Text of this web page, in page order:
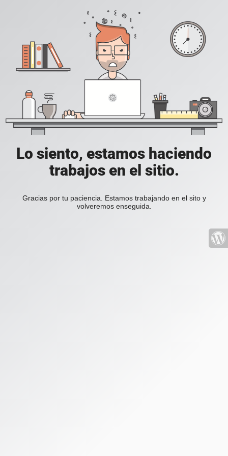
Lo siento, estamos haciendo
trabajos en el sitio.
Gracias por tu paciencia. Estamos trabajando en el sito y
volveremos enseguida.